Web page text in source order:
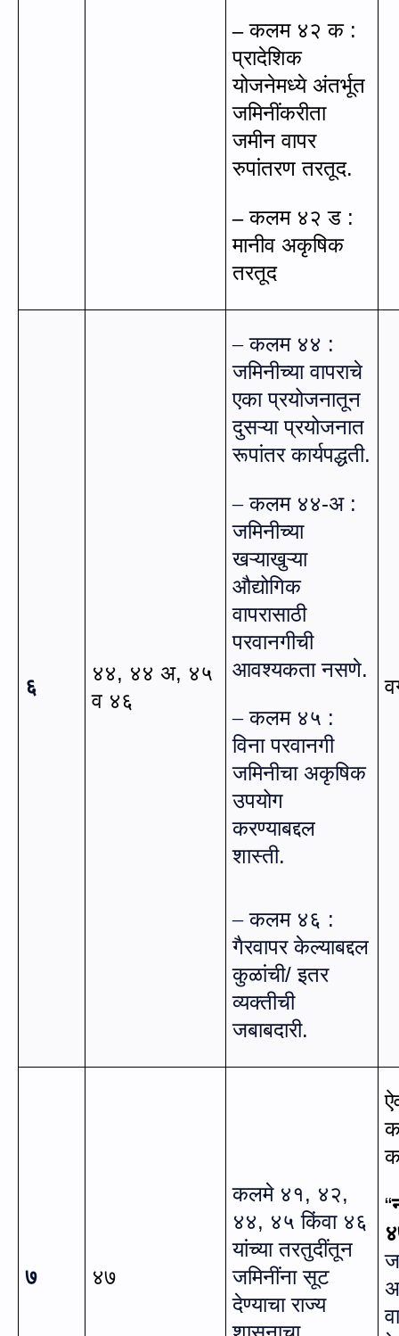
– कलम ४२ क :
प्रादेशिक
योजनेमध्ये अंतर्भूत
जमिनींकरीता
जमीन वापर
रुपांतरण तरतूद.
– कलम ४२ ड :
मानीव अकृषिक
तरतूद
६
४४, ४४ अ, ४५
व ४६
–कलम ४४ :
जमिनीच्या वापराचे
एका प्रयोजनातून
दुसऱ्या प्रयोजनात
रूपांतर कार्यपद्धती.
–कलम ४४-अ :
जमिनीच्या
खऱ्याखुऱ्या
औद्योगिक
वापरासाठी
परवानगीची
आवश्यकता नसणे.
–कलम ४५ :
विना परवानगी
जमिनीचा अकृषिक
उपयोग
करण्याबद्दल
शास्ती.
–कलम ४६ :
गैरवापर केल्याबद्दल
कुळांची/ इतर
व्यक्तीची
जबाबदारी.
७ ४७
कलमे ४१, ४२,
४४, ४५ किंवा ४६
यांच्या तरतुदींतून
जमिनींना सूट
देण्याचा राज्य
“